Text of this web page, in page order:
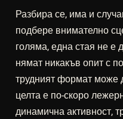
Разбира се, има и
подбере внимателно
голяма, една стая не е
нямат никакъв опит с
трудният формат може
целта е по-скоро
динамична активност,